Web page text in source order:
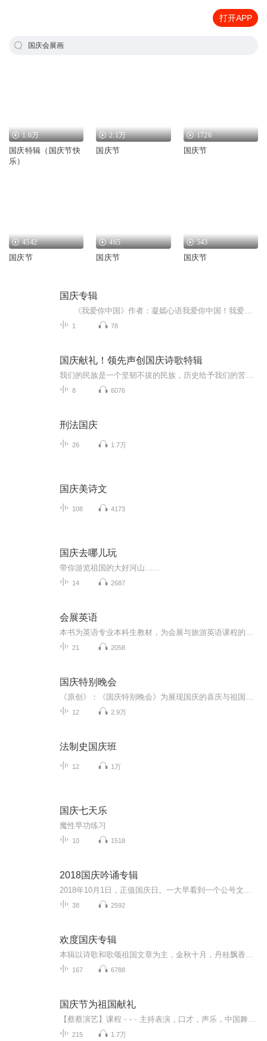
打开APP
国庆会展画
1.6万
国庆特辑（国庆节快
乐）
2.1万
国庆节
1726
国庆节
4542
国庆节
465
国庆节
543
国庆节
国庆专辑
1 78
国庆献礼！领先声创国庆诗歌特辑
8 6076
刑法国庆
26 1.7万
国庆美诗文
108 4173
国庆去哪儿玩
带你游览祖国的大好河山……
14 2687
会展英语
21 2058
国庆特别晚会
12 2.9万
法制史国庆班
12 1万
国庆七天乐
魔性早功练习
10 1518
2018国庆吟诵专辑
38 2592
欢度国庆专辑
167 6788
国庆节为祖国献礼
215 1.7万